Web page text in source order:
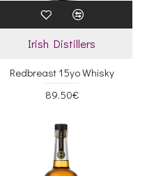
Irish Distillers
Redbreast 15yo Whisky
89.50€